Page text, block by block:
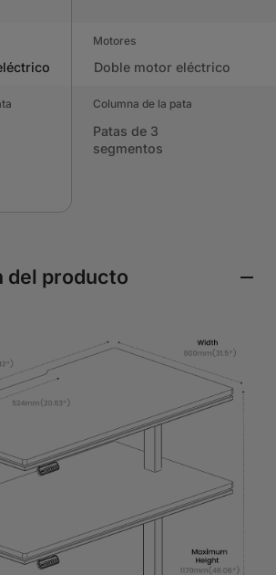
Motores
Doble motor eléctrico
Columna de la pata
Patas de 3
segmentos
del producto